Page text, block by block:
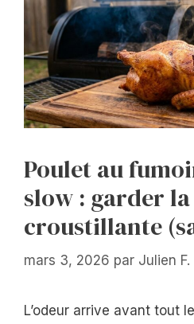
Poulet au
slow : garder
croustillante
mars 3, 2026 par Julien F.
L’odeur arrive avant tout